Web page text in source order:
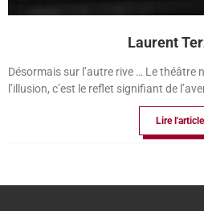
Laurent
Désormais sur l’autre rive … Le théâtre
l’illusion, c’est le reflet signifiant de
Lire l'article